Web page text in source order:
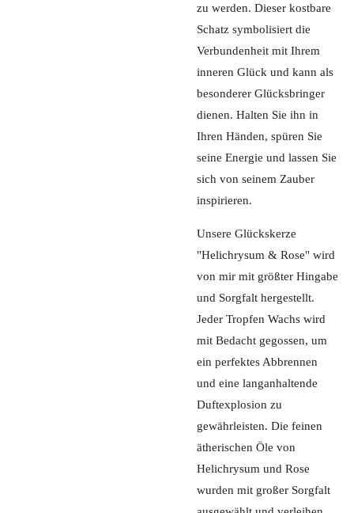
zu werden. Dieser kostbare
Schatz symbolisiert die
Verbundenheit mit Ihrem
inneren Glück und kann als
besonderer Glücksbringer
dienen. Halten Sie ihn in
Ihren Händen, spüren Sie
seine Energie und lassen Sie
sich von seinem Zauber
inspirieren.
Unsere Glückskerze
"Helichrysum & Rose" wird
von mir mit größter Hingabe
und Sorgfalt hergestellt.
Jeder Tropfen Wachs wird
mit Bedacht gegossen, um
ein perfektes Abbrennen
und eine langanhaltende
Duftexplosion zu
gewährleisten. Die feinen
ätherischen Öle von
Helichrysum und Rose
wurden mit großer Sorgfalt